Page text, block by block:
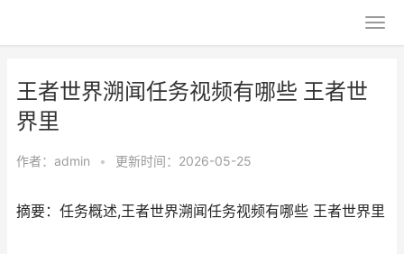
王者世界溯闻任务视频有哪些 王者世
界里
作者： admin • 更新时间：2026-05-25
摘要：任务概述,王者世界溯闻任务视频有哪些 王者世界里